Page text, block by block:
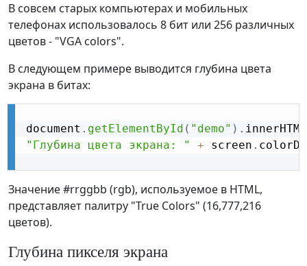
В совсем старых компьютерах и мобильных
телефонах использовалось 8 бит или 256 различных
цветов - "VGA colors".
В следующем примере выводится глубина цвета
экрана в битах:
document . getElementById ( "demo" ) .
"Глубина цвета экрана: "
+ screen .
Значение #rrggbb (rgb), используемое в HTML,
представляет палитру "True Colors" (16,777,216
цветов).
Глубина пикселя экрана